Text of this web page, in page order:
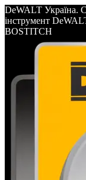
DeWALT Україна.
інструмент
BOSTITCH